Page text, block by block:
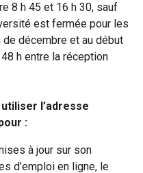
8 h 45 et 16 h 30, sauf
est fermée pour les
décembre et au début
h entre la réception
l’adresse
:
à jour sur son
d’emploi en ligne, le